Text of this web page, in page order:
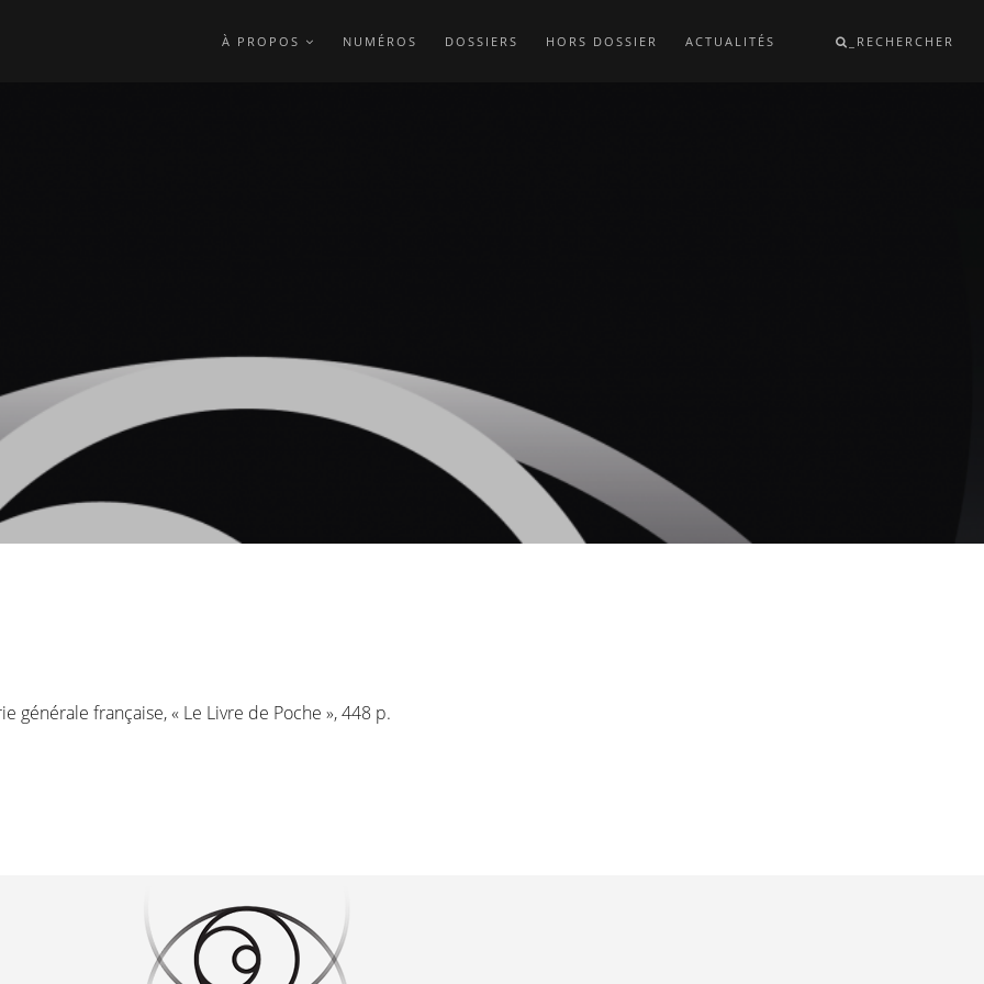
À PROPOS NUMÉROS DOSSIERS HORS DOSSIER ACTUALITÉS _RECHERCHER
générale française, « Le Livre de Poche », 448 p.